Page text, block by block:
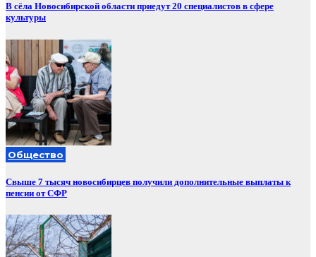
В сёла Новосибирской области приедут 20 специалистов в сфере
культуры
Общество
Свыше 7 тысяч новосибирцев получили дополнительные выплаты к
пенсии от СФР